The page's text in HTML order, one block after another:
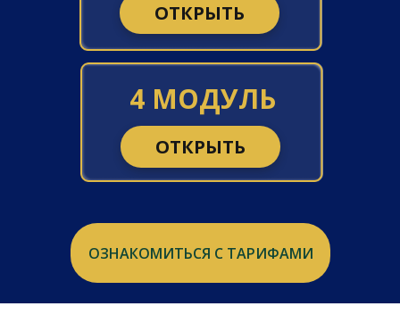
ОТКРЫТЬ
4 МОДУЛЬ
ОТКРЫТЬ
ОЗНАКОМИТЬСЯ С ТАРИФАМИ